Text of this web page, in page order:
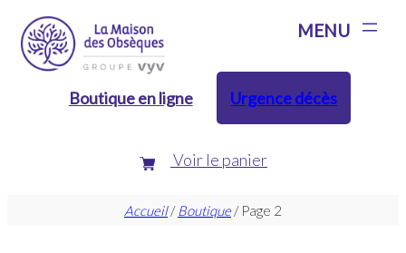
Aller
au
contenu
Boutique en ligne
Urgence décès
Voir le panier
Accueil/ Boutique/ Page 2